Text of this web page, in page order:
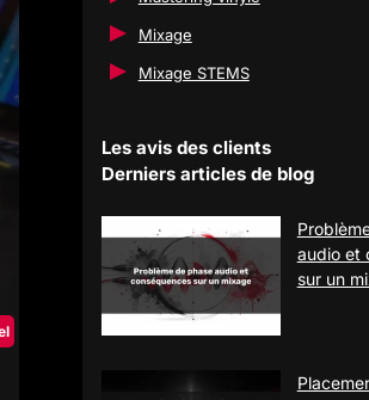
Mixage
Mixage STEMS
Les avis des clients
Derniers articles de blog
audio et
sur un